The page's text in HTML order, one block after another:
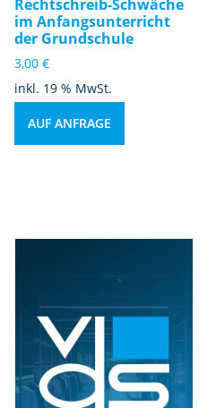
Rechtschreib-Schwäche
im Anfangsunterricht
der Grundschule
3,00 €
inkl. 19 % MwSt.
AUF ANFRAGE